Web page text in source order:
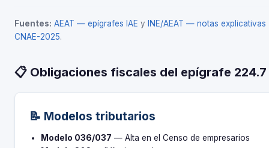
Fuentes: AEAT — epígrafes IAE y
INE/AEAT — notas explicativas
CNAE-2025.
📋 Obligaciones fiscales del epígrafe 224.7
📝 Modelos tributarios
Modelo 036/037 — Alta en el Censo de empresarios